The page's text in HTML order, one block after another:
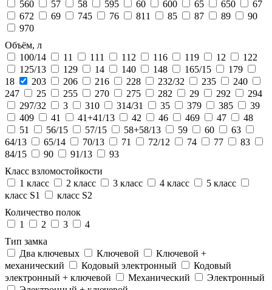
560
57 58 595 60 600 65 650
67
672
69 745 76 811 85 87 89
90
970
Объём, л
100/14
11 111 112 116 119 12
122
125/13
129 14 140 148 165/15
179
18
203 206 216 228 232/32 235
240
247
25 255 270 275 282 29 292
294
297/32
3 310 314/31 35 379 385
39
409
41 41+41/13 42 46 469 47
48
51
56/15 57/15 58+58/13 59 60
63
64/13
65/14 70/13 71 72/12 74 77
83
84/15
90 91/13
93
Класс взломостойкости
1 класс
2 класс 3 класс 4 класс
5 класс
класс S1
класс S2
Количество полок
1
2 3
4
Тип замка
Два ключевых
Ключевой
Ключевой +
механический
Кодовый электронный
Кодовый
электронный + ключевой
Механический
Электронный